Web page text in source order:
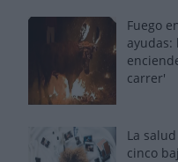
Fuego
carrer'
La
cinco